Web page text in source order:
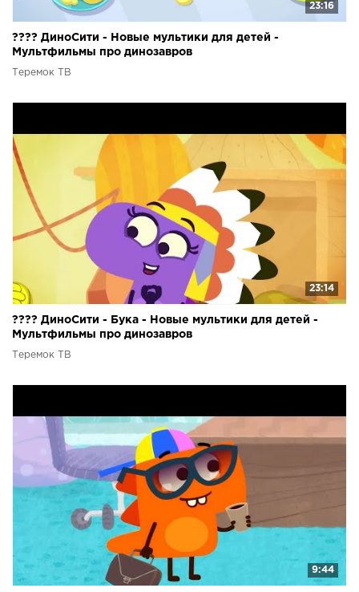
23:16
???? ДиноСити - Новые мультики для детей -
Мультфильмы про динозавров
Теремок ТВ
23:14
???? ДиноСити - Бука - Новые мультики для детей -
Мультфильмы про динозавров
Теремок ТВ
9:44